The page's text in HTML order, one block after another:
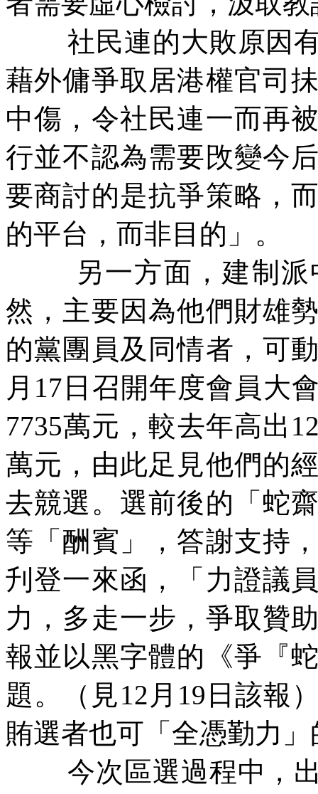
社民連的大敗原因
藉外傭爭取居港權官司
中傷，令社民連一而再
行並不認為需要攺變今
要商討的是抗爭策略，
的平台，而非目的」。
另一方面，建制
然，主要因為他們財雄
的黨團員及同情者，可
月 17 日召開年度會員大
7735萬元，較去年高出
萬元，由此足見他們的
去競選。選前後的「蛇
等「酬賓」，答謝支持
刋登一來函，「力證議
力，多走一步，爭取贊
報並以黑字體的《爭『
題。（見12 月 19 日該報
賄選者也可「全憑勤力」
今次區選過程中，